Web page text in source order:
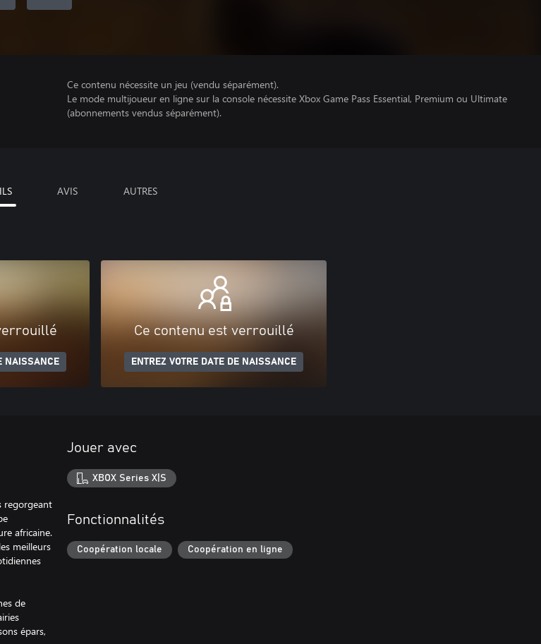
Ce contenu nécessite un jeu (vendu séparément).
Le mode multijoueur en ligne sur la console nécessite Xbox Game Pass Essential, Premium ou Ultimate
(abonnements vendus séparément).
AVIS AUTRES
NAISSANCE
Ce contenu est verrouillé
ENTREZ VOTRE DATE DE NAISSANCE
regorgeant
africaine.
meilleurs
de
épars,
Jouer avec
XBOX Series X|S
Fonctionnalités
Coopération locale Coopération en ligne